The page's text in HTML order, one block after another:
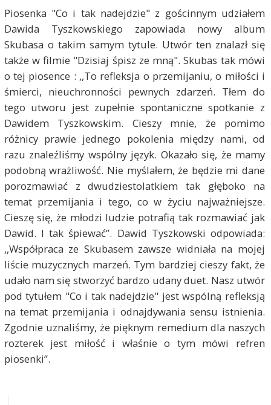
Piosenka "Co i tak nadejdzie" z gościnnym udziałem
Dawida Tyszkowskiego zapowiada nowy album
Skubasa o takim samym tytule. Utwór ten znalazł się
także w filmie "Dzisiaj śpisz ze mną". Skubas tak mówi
o tej piosence : ,,To refleksja o przemijaniu, o miłości i
śmierci, nieuchronności pewnych zdarzeń. Tłem do
tego utworu jest zupełnie spontaniczne spotkanie z
Dawidem Tyszkowskim. Cieszy mnie, że pomimo
różnicy prawie jednego pokolenia między nami, od
razu znaleźliśmy wspólny język. Okazało się, że mamy
podobną wrażliwość. Nie myślałem, że będzie mi dane
porozmawiać z dwudziestolatkiem tak głęboko na
temat przemijania i tego, co w życiu najważniejsze.
Cieszę się, że młodzi ludzie potrafią tak rozmawiać jak
Dawid. I tak śpiewać”. Dawid Tyszkowski odpowiada:
,,Współpraca ze Skubasem zawsze widniała na mojej
liście muzycznych marzeń. Tym bardziej cieszy fakt, że
udało nam się stworzyć bardzo udany duet. Nasz utwór
pod tytułem "Co i tak nadejdzie" jest wspólną refleksją
na temat przemijania i odnajdywania sensu istnienia.
Zgodnie uznaliśmy, że pięknym remedium dla naszych
rozterek jest miłość i właśnie o tym mówi refren
piosenki”.